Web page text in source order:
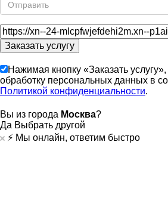
Нажимая кнопку «Заказать
обработку персональных данных в
Политикой конфиденциальности.
Вы из города Москва?
Да Выбрать другой
⚡️ Мы онлайн, ответим быстро